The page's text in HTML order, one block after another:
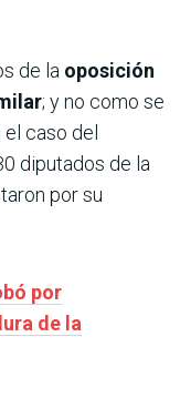
de la oposición
; y no como se
caso del
diputados de la
por su
por
de la